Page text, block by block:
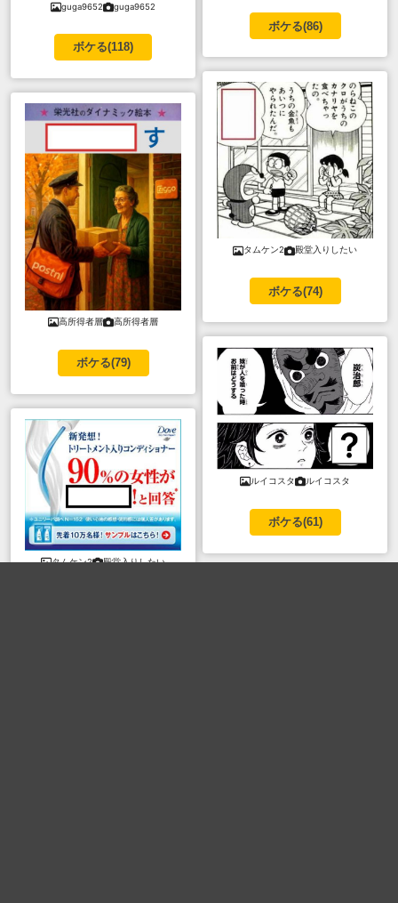
guga9652 guga9652
ボケる(118)
高所得者層 高所得者層
ボケる(79)
タムケン2 殿堂入りしたい
ボケる(86)
タムケン2 殿堂入りしたい
ボケる(74)
ルイコスタ ルイコスタ
ボケる(61)